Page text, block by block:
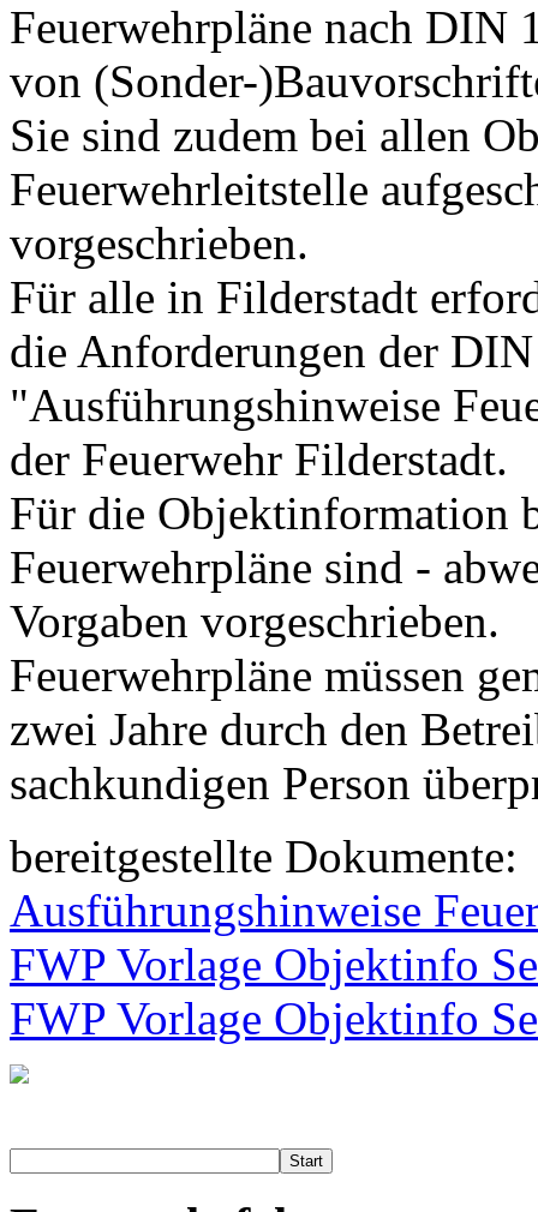
Feuerwehrpläne nach DIN
von (Sonder-
Sie sind zudem bei allen
Feuerwehrleitstelle
vorgeschrieben.
Für alle in Filderstadt
die Anforderungen der
"Ausführungshinweise
der Feuerwehr Filderstadt.
Für die Objektinformation
Feuerwehrpläne sind -
Vorgaben vorgeschrieben.
Feuerwehrpläne müssen
zwei Jahre durch den
sachkundigen Person
bereitgestellte Dokumente:
Ausführungshinweise
FWP Vorlage Objektinfo
FWP Vorlage Objektinfo
Start